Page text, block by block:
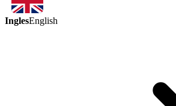
InglesEnglish